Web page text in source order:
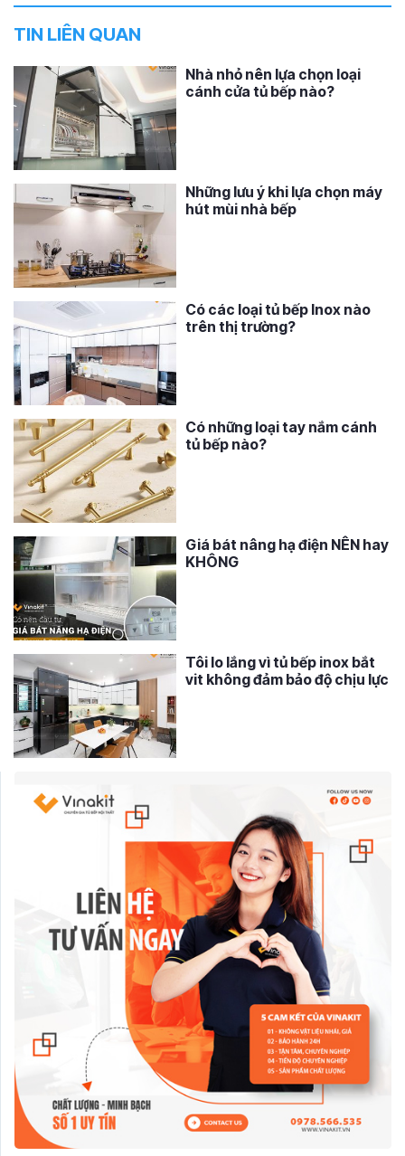
TIN LIÊN QUAN
Nhà nhỏ nên lựa chọn loại
cánh cửa tủ bếp nào?
Những lưu ý khi lựa chọn máy
hút mùi nhà bếp
Có các loại tủ bếp Inox nào
trên thị trường?
Có những loại tay nắm cánh
tủ bếp nào?
Giá bát nâng hạ điện NÊN hay
KHÔNG
Tôi lo lắng vì tủ bếp inox bắt
vit không đảm bảo độ chịu lực